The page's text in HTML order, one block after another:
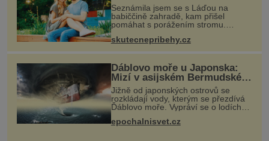
Seznámila jsem se s Láďou na
babiččině zahradě, kam přišel
pomáhat s porážením stromu.
Babička mě před ním ale varovala…
Babička se mě často ptávala, kdy se
už konečně vdám. Dost mě to
skutecnepribehy.cz
Ďáblovo moře u Japonska:
Mizí v asijském Bermudském
trojúhelníku lodě ve spárech
neznámé síly?
Jižně od japonských ostrovů se
rozkládají vody, kterým se přezdívá
Ďáblovo moře. Vypráví se o lodích
mizejících beze stopy, podivných
světlech, zrádných proudech i
epochalnisvet.cz